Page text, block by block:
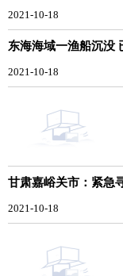
2021-10-18
东海海域一渔船沉没
2021-10-18
甘肃嘉峪关市：紧急
2021-10-18